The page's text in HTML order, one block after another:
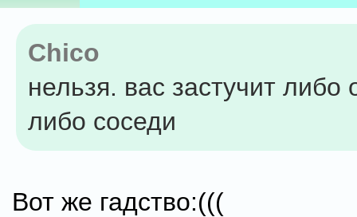
Chico
нельзя. вас застучит либо
либо соседи
Вот же гадство:(((